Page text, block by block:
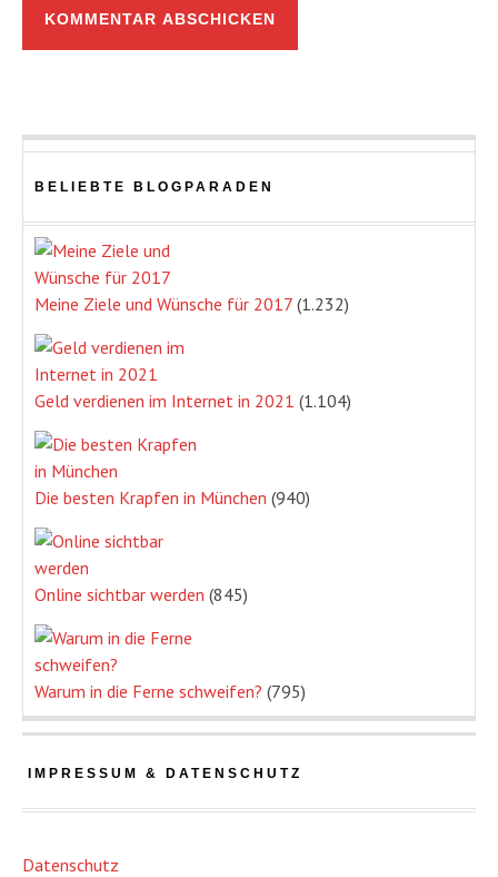
BELIEBTE BLOGPARADEN
Meine Ziele und Wünsche für 2017 (1.232)
Geld verdienen im Internet in 2021 (1.104)
Die besten Krapfen in München (940)
Online sichtbar werden (845)
Warum in die Ferne schweifen? (795)
IMPRESSUM & DATENSCHUTZ
Datenschutz